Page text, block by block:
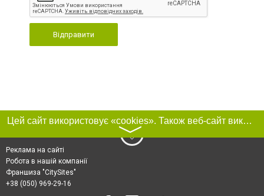
Відправити
Цей сайт використовує «cookies». Також веб-сайт використовує інтернет-сервіс для збору технічних даних стосовно відвідувачів з метою отримання маркетингової та статистичної інформації. Умови обробки даних відвідувачів сайту див.
〉
Реклама на сайті
Робота в нашій компанії
Франшиза "CitySites"
+38 (050) 969-29-16